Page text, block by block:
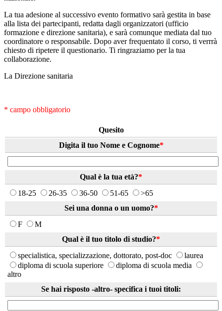
La tua adesione al successivo evento formativo sarà gestita in base
alla lista dei partecipanti, redatta dagli organizzatori (ufficio
formazione e direzione sanitaria), e sarà comunque mediata dal tuo
coordinatore o responsabile. Dopo aver frequentato il corso, ti verrrà
chiesto di ripetere il questionario. Ti ringraziamo per la tua
collaborazione.
La Direzione sanitaria
* campo obbligatorio
Quesito
Digita il tuo Nome e Cognome*
Qual è la tua età?*
18-25
26-35 36-50 51-65
>65
Sei una donna o un uomo?*
F
M
Qual è il tuo titolo di studio?*
specialistica, specializzazione, dottorato, post-doc
laurea
diploma di scuola superiore
diploma di scuola media
altro
Se hai risposto -altro- specifica i tuoi titoli: